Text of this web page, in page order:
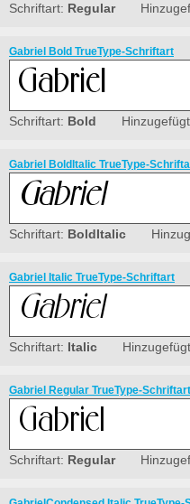
Schriftart: Regular
Gabriel Bold TrueType-Schriftart
Schriftart: Bold
Gabriel BoldItalic TrueType-
Schriftart: BoldItalic
Gabriel Italic TrueType-Schriftart
Schriftart: Italic
Gabriel Regular TrueType-Schriftart
Schriftart: Regular